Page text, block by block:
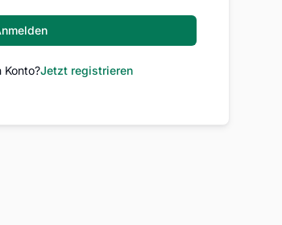
Konto?Jetzt registrieren